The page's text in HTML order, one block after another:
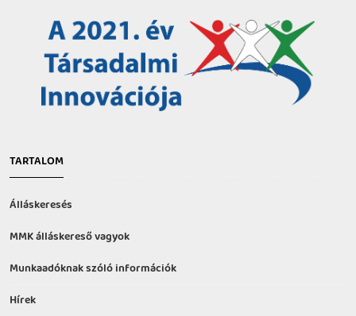
TARTALOM
Álláskeresés
MMK álláskereső vagyok
Munkaadóknak szóló információk
Hírek